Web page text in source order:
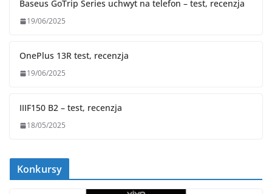
Baseus GoTrip Series uchwyt na telefon – test, recenzja
19/06/2025
OnePlus 13R test, recenzja
19/06/2025
IIIF150 B2 – test, recenzja
18/05/2025
Konkursy